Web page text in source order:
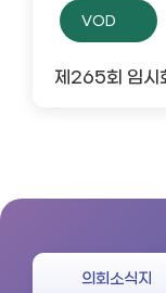
VOD
제265회 임시
의회소식지